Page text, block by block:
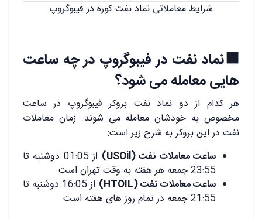
شرایط معاملاتی نماد نفت کوره در فیبوگروپ
🟥نماد نفت در فیبوگروپ در چه ساعت
هایی معامله می شود؟
هر کدام از دو نماد نفت بروکر فیبوگروپ در ساعت
مخصوص به خودشان معامله می شوند. زمان معاملات
نفت در این بروکر به شرح زیر است:
ساعت معاملات نفت (USOil)
از 01:05 دوشنبه تا
23:55 جمعه هر هفته به وقت تهران است
ساعت معاملات نفت (HTOIL)
از 16:05 دوشنبه تا
21:55 جمعه در تمام روز های هفته است